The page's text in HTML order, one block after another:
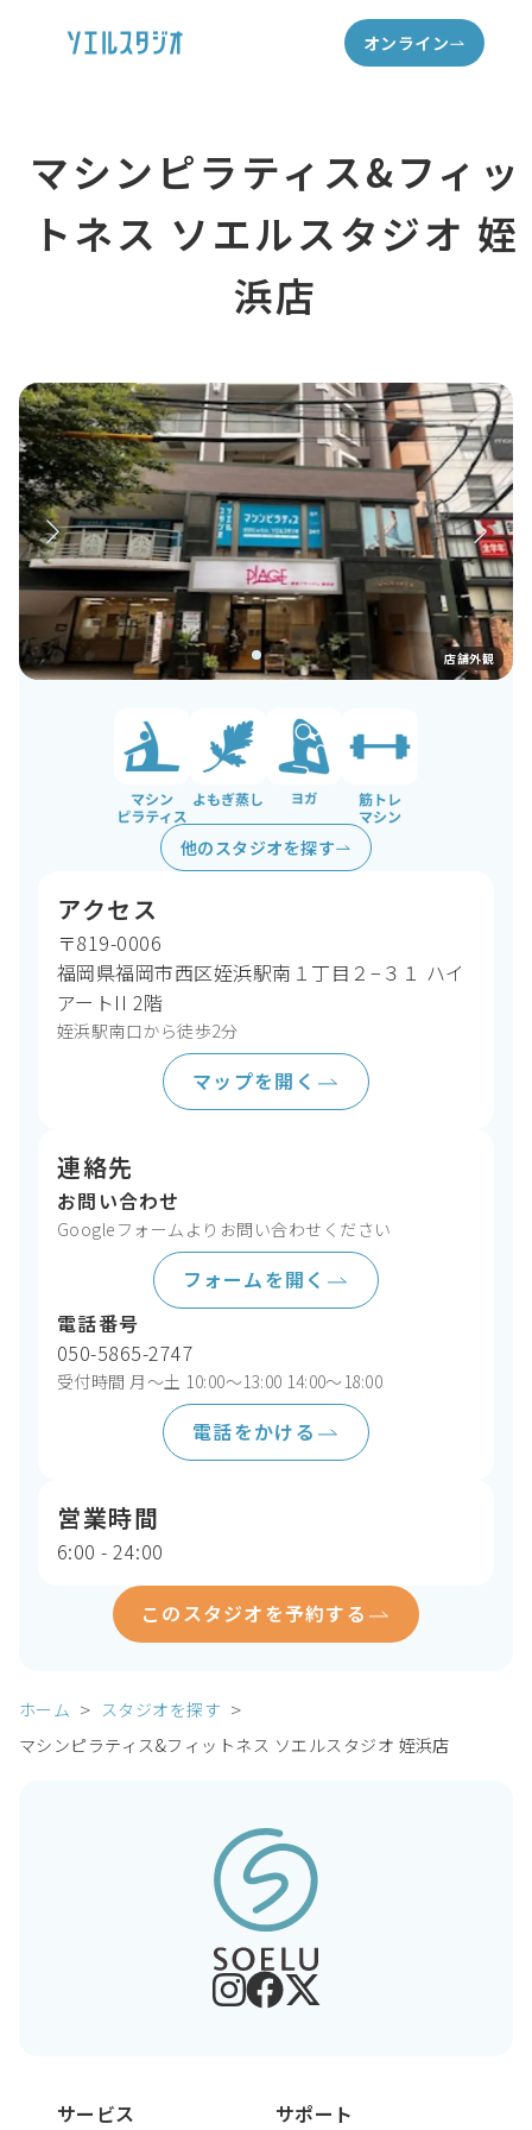
オンライン
マシンピラティス&フィッ
トネス ソエルスタジオ 姪
浜店
店舗外観
マシンピラティス
よもぎ蒸しヨガ 筋トレマシン
他のスタジオを探す
アクセス
〒819-0006
福岡県福岡市西区姪浜駅南１丁目２−３１ ハイ
アートII 2階
姪浜駅南口から徒歩2分
マップを開く
連絡先
お問い合わせ
Googleフォームよりお問い合わせください
フォームを開く
電話番号
050-5865-2747
受付時間 月〜土 10:00〜13:00 14:00〜18:00
電話をかける
営業時間
6:00 - 24:00
このスタジオを予約する
ホーム
スタジオを探す
マシンピラティス&フィットネス ソエルスタジオ 姪浜店
サービス サポート